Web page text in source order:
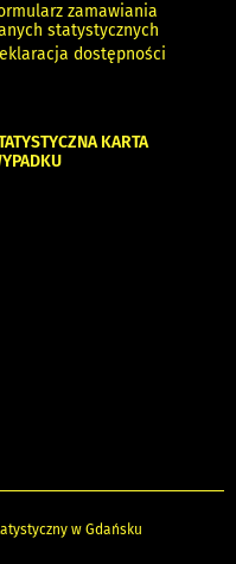
zamawiania
statystycznych
dostępności
KARTA
w Gdańsku